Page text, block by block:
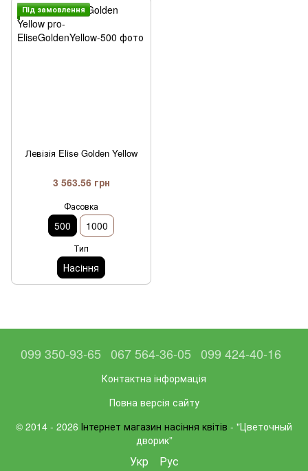
Пiд замовлення
Левізія Elise Golden Yellow
3 563.56 грн
Фасовка
500 1000
Тип
Насiння
099 350-93-65 067 564-36-05 099 424-40-16
Контактна інформація
Повна версія сайту
© 2014 - 2026 Інтернет магазин насіння квітів - "Цветочный
дворик”
Укр Рус